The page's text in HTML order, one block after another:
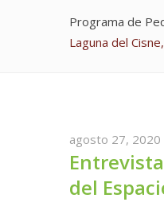
Programa de
Laguna del
agosto 27, 2020
del